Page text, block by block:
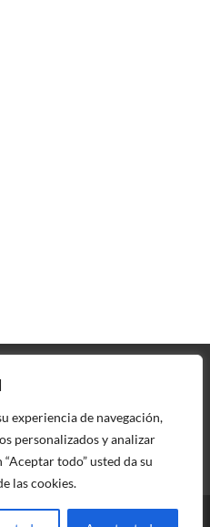
experiencia de navegación,
personalizados y analizar
todo” usted da su
las cookies.